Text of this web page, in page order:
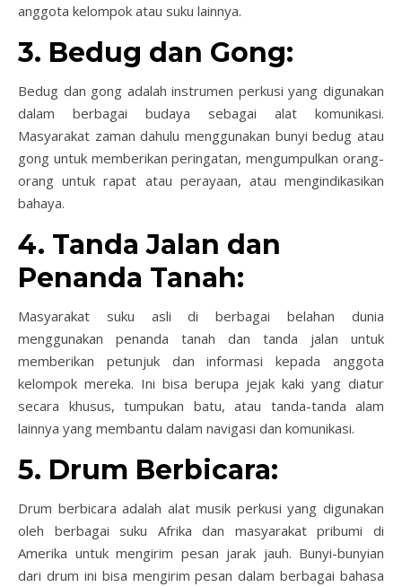
anggota kelompok atau suku lainnya.
3. Bedug dan Gong:
Bedug dan gong adalah instrumen perkusi yang digunakan
dalam berbagai budaya sebagai alat komunikasi.
Masyarakat zaman dahulu menggunakan bunyi bedug atau
gong untuk memberikan peringatan, mengumpulkan orang-
orang untuk rapat atau perayaan, atau mengindikasikan
bahaya.
4. Tanda Jalan dan
Penanda Tanah:
Masyarakat suku asli di berbagai belahan dunia
menggunakan penanda tanah dan tanda jalan untuk
memberikan petunjuk dan informasi kepada anggota
kelompok mereka. Ini bisa berupa jejak kaki yang diatur
secara khusus, tumpukan batu, atau tanda-tanda alam
lainnya yang membantu dalam navigasi dan komunikasi.
5. Drum Berbicara:
Drum berbicara adalah alat musik perkusi yang digunakan
oleh berbagai suku Afrika dan masyarakat pribumi di
Amerika untuk mengirim pesan jarak jauh. Bunyi-bunyian
dari drum ini bisa mengirim pesan dalam berbagai bahasa